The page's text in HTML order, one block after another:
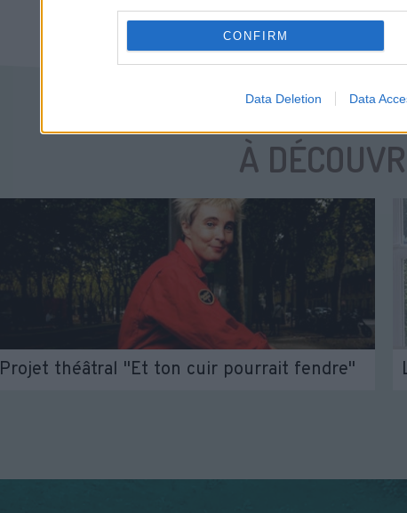
CONFIRM
Data Deletion Data
À
Projet théâtral "Et ton cuir pourrait fendre"